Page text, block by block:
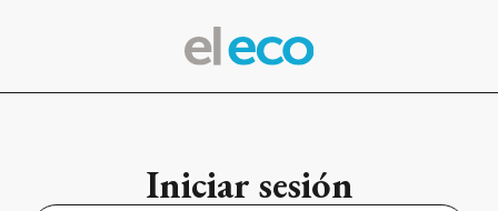
Iniciar sesión